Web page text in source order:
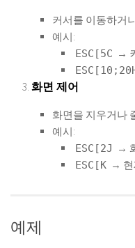
커서를 이동하거
예시:
ESC[5C →
화면 제어
화면을 지우거나
예시:
ESC[2J →
ESC[K → 현
예제